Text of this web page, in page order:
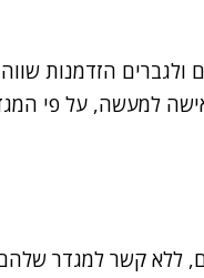
הזדמנות
למעשה, על פי
ללא קשר למגדר שלהם.